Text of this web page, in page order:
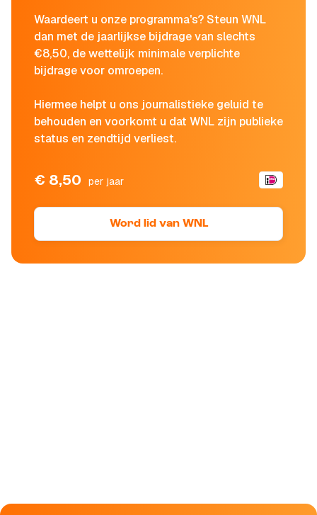
Waardeert u onze programma's? Steun WNL
dan met de jaarlijkse bijdrage van slechts
€8,50, de wettelijk minimale verplichte
bijdrage voor omroepen.
Hiermee helpt u ons journalistieke geluid te
behouden en voorkomt u dat WNL zijn publieke
status en zendtijd verliest.
€ 8,50 per jaar
Word lid van WNL